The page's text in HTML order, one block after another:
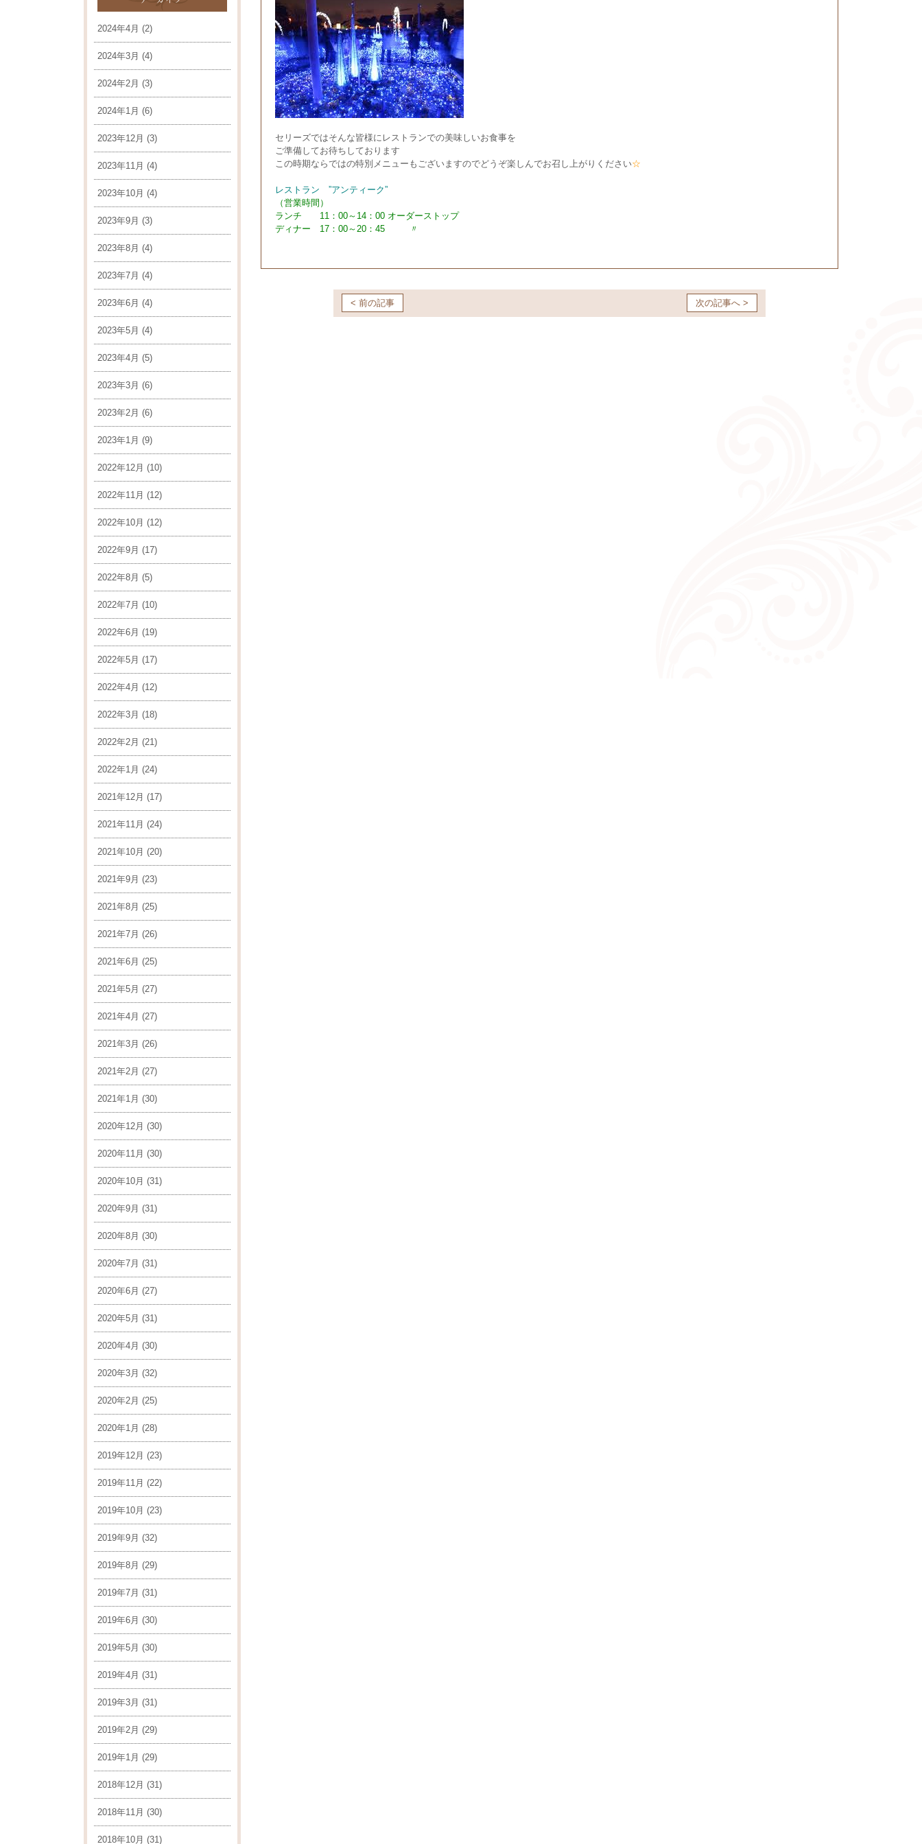
2024年4月 (2)
2024年3月 (4)
2024年2月 (3)
2024年1月 (6)
2023年12月 (3)
2023年11月 (4)
2023年10月 (4)
2023年9月 (3)
2023年8月 (4)
2023年7月 (4)
2023年6月 (4)
2023年5月 (4)
2023年4月 (5)
2023年3月 (6)
2023年2月 (6)
2023年1月 (9)
2022年12月 (10)
2022年11月 (12)
2022年10月 (12)
2022年9月 (17)
2022年8月 (5)
2022年7月 (10)
2022年6月 (19)
2022年5月 (17)
2022年4月 (12)
2022年3月 (18)
2022年2月 (21)
2022年1月 (24)
2021年12月 (17)
2021年11月 (24)
2021年10月 (20)
2021年9月 (23)
2021年8月 (25)
2021年7月 (26)
2021年6月 (25)
2021年5月 (27)
2021年4月 (27)
2021年3月 (26)
2021年2月 (27)
2021年1月 (30)
2020年12月 (30)
2020年11月 (30)
2020年10月 (31)
2020年9月 (31)
2020年8月 (30)
2020年7月 (31)
2020年6月 (27)
2020年5月 (31)
2020年4月 (30)
2020年3月 (32)
2020年2月 (25)
2020年1月 (28)
2019年12月 (23)
2019年11月 (22)
2019年10月 (23)
2019年9月 (32)
2019年8月 (29)
2019年7月 (31)
2019年6月 (30)
2019年5月 (30)
2019年4月 (31)
2019年3月 (31)
2019年2月 (29)
2019年1月 (29)
2018年12月 (31)
2018年11月 (30)
2018年10月 (31)
セリーズではそんな皆様にレストランでの美味しいお食事を
ご準備してお待ちしております
この時期ならではの特別メニューもございますのでどうぞ楽しんでお召し上がりください☆
レストラン ”アンティーク”
（営業時間）
ランチ 11：00～14：00 オーダーストップ
ディナー 17：00～20：45 〃
< 前の記事 次の記事へ >